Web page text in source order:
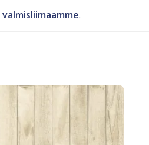
valmisliimaamme.